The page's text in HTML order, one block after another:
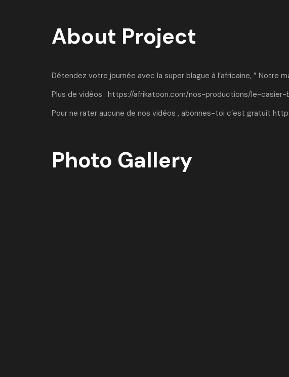
About Project
Détendez votre journée avec la super blague à l’africaine, ” Notre
Plus de vidéos : https://afrikatoon.com/nos-productions/le-
Pour ne rater aucune de nos vidéos , abonnes-toi c’est gratuit
Photo Gallery